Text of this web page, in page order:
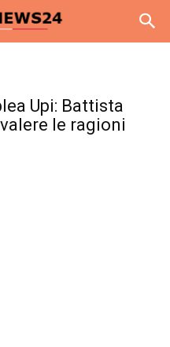
Upi: Battista
le ragioni